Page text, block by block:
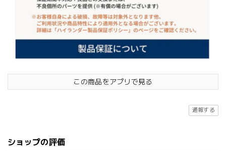
この商品をアプリで見る
通報する
ショップの評価